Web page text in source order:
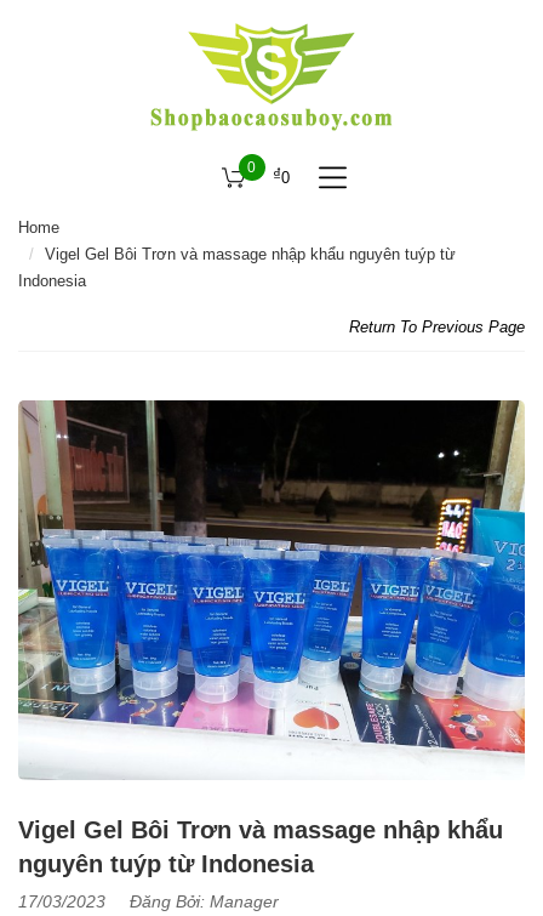
0
0
₫
Home
Vigel Gel Bôi Trơn và massage nhập khẩu nguyên tuýp từ
Indonesia
Return To Previous Page
Vigel Gel Bôi Trơn và massage nhập khẩu
nguyên tuýp từ Indonesia
17/03/2023 Đăng Bởi: Manager